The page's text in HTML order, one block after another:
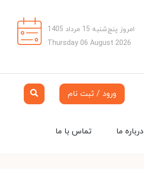
امروز پنج‌شنبه 15 مرداد 1405
Thursday 06 August 2026
ورود / ثبت نام
تماس با ما درباره ما